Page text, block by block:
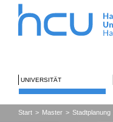
UNIVERSITÄT
Start > Master > Stadtplanung